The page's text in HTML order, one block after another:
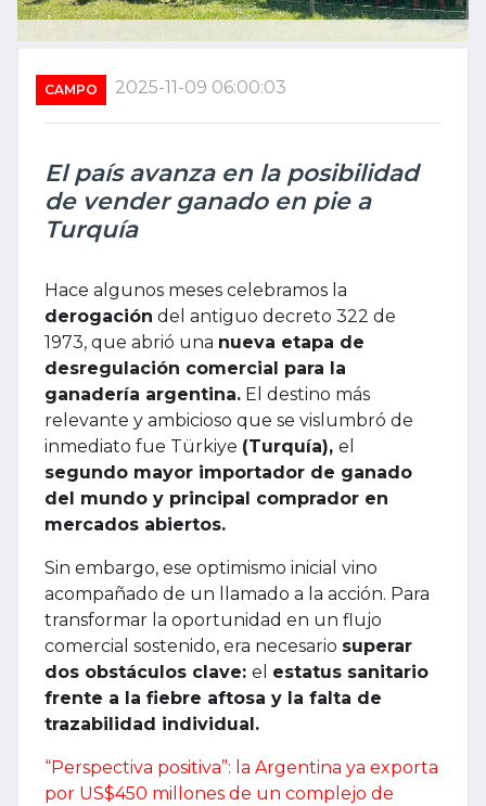
CAMPO 2025-11-09 06:00:03
El país avanza en la posibilidad
de vender ganado en pie a
Turquía
Hace algunos meses celebramos la
derogación del antiguo decreto 322 de
1973, que abrió una nueva etapa de
desregulación comercial para la
ganadería argentina. El destino más
relevante y ambicioso que se vislumbró de
inmediato fue Türkiye (Turquía), el
segundo mayor importador de ganado
del mundo y principal comprador en
mercados abiertos.
Sin embargo, ese optimismo inicial vino
acompañado de un llamado a la acción. Para
transformar la oportunidad en un flujo
comercial sostenido, era necesario superar
dos obstáculos clave: el estatus sanitario
frente a la fiebre aftosa y la falta de
trazabilidad individual.
“Perspectiva positiva”: la Argentina ya exporta
por US$450 millones de un complejo de